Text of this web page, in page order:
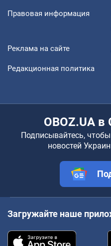
Правовая информация
Реклама на сайте
Редакционная политика
OBOZ.UA в
Подписывайтесь,
новостей
Загружайте наше